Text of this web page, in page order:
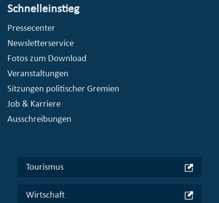
Schnelleinstieg
Pressecenter
Newsletterservice
Fotos zum Download
Veranstaltungen
Sitzungen politischer Gremien
Job & Karriere
Ausschreibungen
Tourismus
Wirtschaft